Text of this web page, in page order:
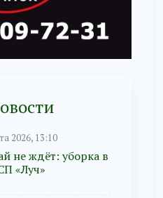
2026, 13:10
не ждёт: уборка в
«Луч»